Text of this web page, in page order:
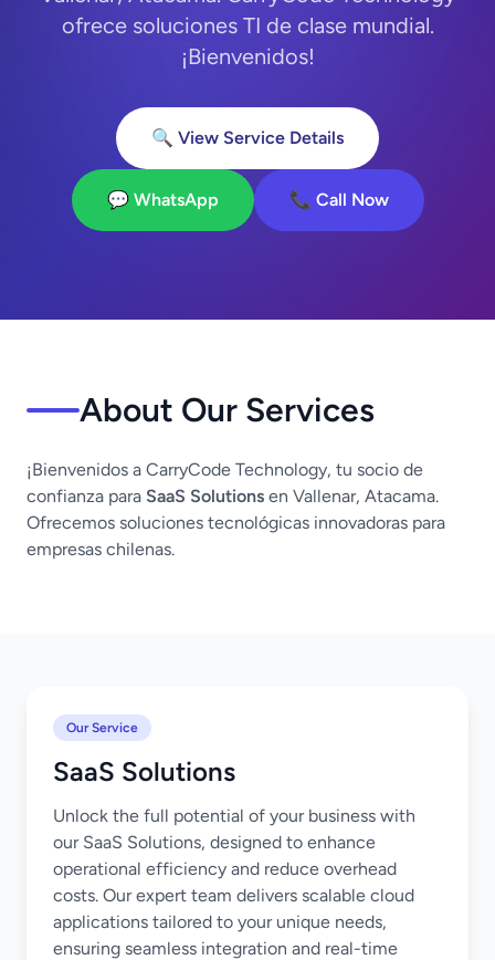
ofrece soluciones TI de clase mundial.
¡Bienvenidos!
🔍 View Service Details
💬 WhatsApp 📞 Call Now
About Our Services
¡Bienvenidos a CarryCode Technology, tu socio de
confianza para SaaS Solutions en Vallenar, Atacama.
Ofrecemos soluciones tecnológicas innovadoras para
empresas chilenas.
Our Service
SaaS Solutions
Unlock the full potential of your business with
our SaaS Solutions, designed to enhance
operational efficiency and reduce overhead
costs. Our expert team delivers scalable cloud
applications tailored to your unique needs,
ensuring seamless integration and real-time